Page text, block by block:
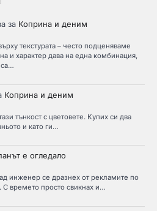
за Коприна и деним
текстурата – често подценяваме
и характер дава на една комбинация,
са…
Коприна и деним
тънкост с цветовете. Купих си два
и като ги…
е огледало
инженер се дразнех от рекламите по
С времето просто свикнах и…